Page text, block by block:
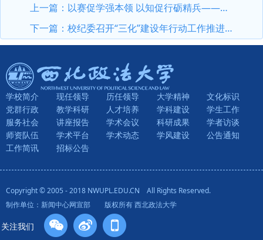
上一篇： 以赛促学强本领 以知促行砺精兵——我校首届科级干部素质能力大赛圆满落幕
下一篇： 校纪委召开“三化”建设年行动工作推进会
学校简介 现任领导 历任领导 大学精神
文化标识
党群行政
教学科研 人才培养 学科建设
学生工作
服务社会
讲座报告 学术会议 科研成果
学者访谈
师资队伍
学术平台 学术动态 学风建设
公告通知
工作简讯
招标公告
Copyright © 2005 - 2018 NWUPL.EDU.CN All Rights Reserved.
制作单位：新闻中心网宣部 版权所有 西北政法大学
关注我们